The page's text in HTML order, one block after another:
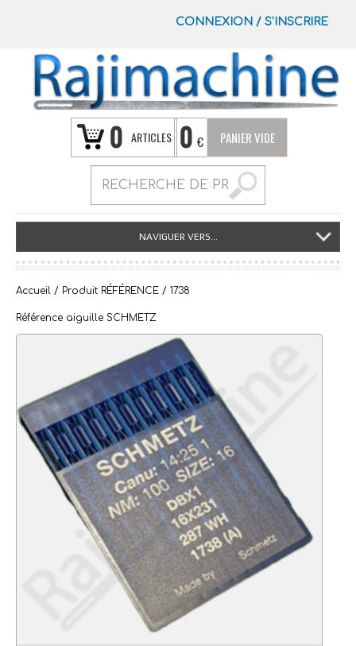
CONNEXION / S’INSCRIRE
0 ARTICLES 0 € PANIER VIDE
NAVIGUER VERS...
Accueil / Produit RÉFÉRENCE / 1738
Référence aiguille SCHMETZ